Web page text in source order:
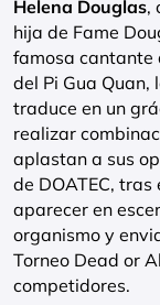
Helena Douglas,
hija de Fame
famosa cantante
del Pi Gua
traduce en un
realizar
aplastan a sus
de DOATEC,
aparecer en
organismo y
Torneo Dead or
competidores.